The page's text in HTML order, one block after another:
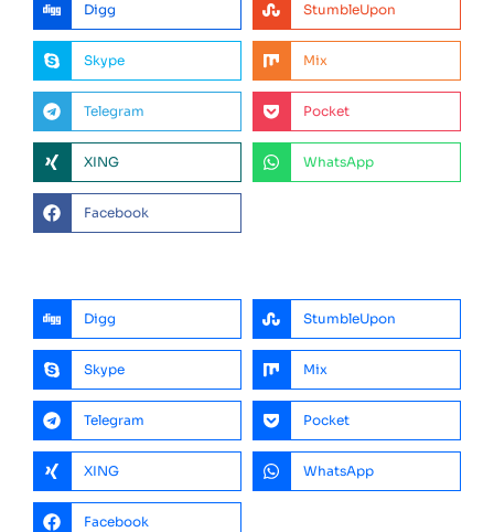
Digg StumbleUpon
Skype Mix
Telegram Pocket
XING WhatsApp
Facebook
Digg StumbleUpon
Skype Mix
Telegram Pocket
XING WhatsApp
Facebook